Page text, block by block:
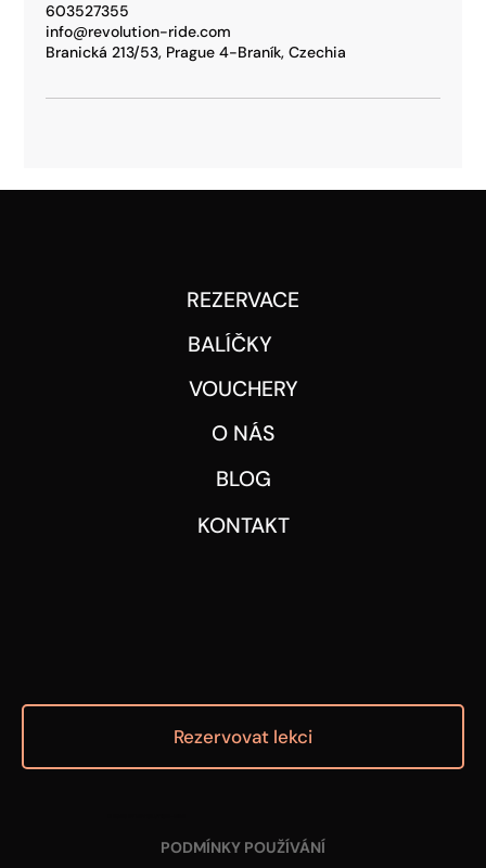
603527355
info@revolution-ride.com
Branická 213/53, Prague 4-Braník, Czechia
Rezervovat lekci
PODMÍNKY POUŽÍVÁNÍ
REZERVACE
BALÍČKY
VOUCHERY
O NÁS
BLOG
KONTAKT